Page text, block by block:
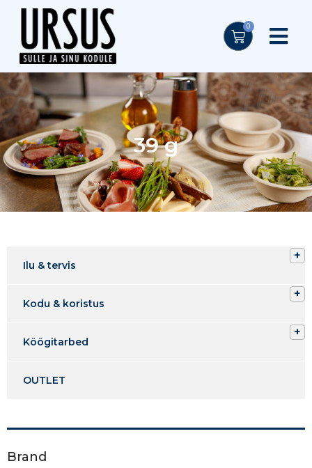
0
39 g
Ilu & tervis
Kodu & koristus
Köögitarbed
OUTLET
Brand